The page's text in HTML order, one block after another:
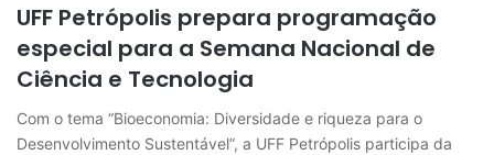
UFF Petrópolis prepara programação
especial para a Semana Nacional de
Ciência e Tecnologia
Com o tema “Bioeconomia: Diversidade e riqueza para o
Desenvolvimento Sustentável”, a UFF Petrópolis participa da